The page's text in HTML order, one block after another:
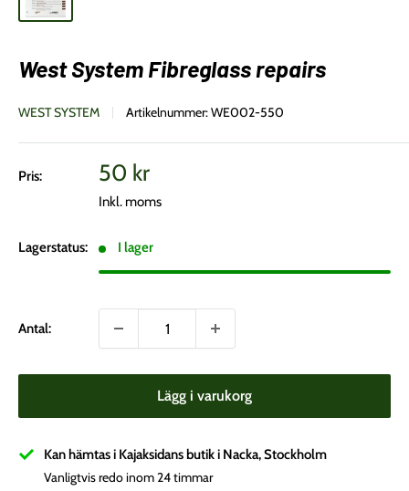
West System Fibreglass repairs
WEST SYSTEM Artikelnummer:WE002-550
Pris:
Vårt
pris
50 kr
Inkl. moms
Lagerstatus: I lager
Antal:
Lägg i varukorg
Kan hämtas i Kajaksidans butik i Nacka, Stockholm
Vanligtvis redo inom 24 timmar